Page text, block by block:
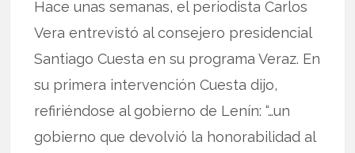
Hace unas semanas, el periodista Carlos
Vera entrevistó al consejero presidencial
Santiago Cuesta en su programa Veraz. En
su primera intervención Cuesta dijo,
refiriéndose al gobierno de Lenín: “…un
gobierno que devolvió la honorabilidad al